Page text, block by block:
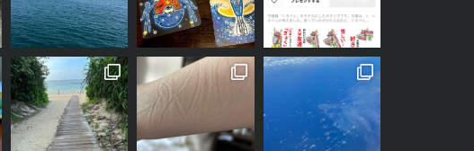
1年前の事なので、若干記憶が曖昧 1年前の事なので、若干記憶が曖昧 その間に、何度か書く書く詐欺みたいな感じにお知らせし